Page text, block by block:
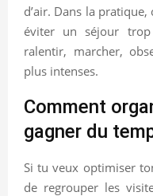
d’air. Dans la
éviter un séjour
ralentir, marcher,
plus intenses.
Comment
gagner du
Si tu veux optimiser
de regrouper les